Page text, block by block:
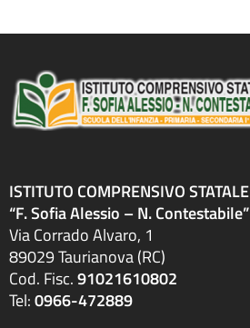
ISTITUTO COMPRENSIVO STATALE
“F. Sofia Alessio – N. Contestabile”
Via Corrado Alvaro, 1
89029 Taurianova (RC)
Cod. Fisc.91021610802
Tel:0966-472889